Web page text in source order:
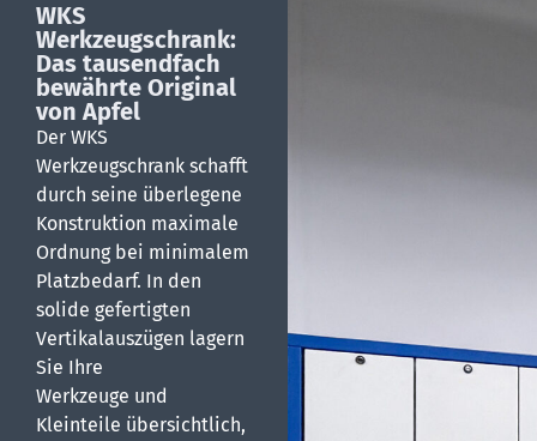
WKS
Werkzeugschrank:
Das tausendfach
bewährte Original
von Apfel
Der WKS
Werkzeugschrank schafft
durch seine überlegene
Konstruktion maximale
Ordnung bei minimalem
Platzbedarf. In den
solide gefertigten
Vertikalauszügen lagern
Sie Ihre
Werkzeuge und
Kleinteile übersichtlich,